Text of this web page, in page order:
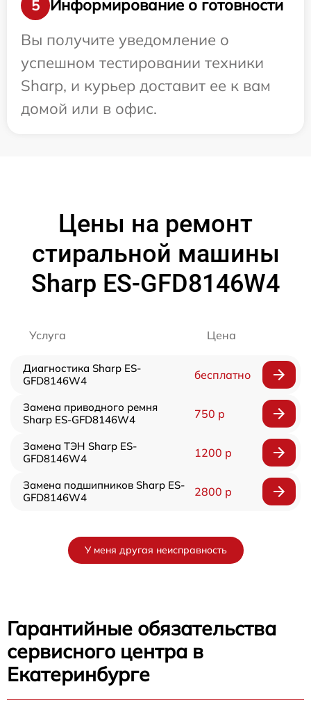
5
Информирование о готовности
Вы получите уведомление о
успешном тестировании техники
Sharp, и курьер доставит ее к вам
домой или в офис.
Цены на ремонт
стиральной машины
Sharp ES-GFD8146W4
Услуга Цена
Диагностика Sharp ES-
GFD8146W4
бесплатно
Замена приводного ремня
Sharp ES-GFD8146W4
750 р
Замена ТЭН Sharp ES-
GFD8146W4
1200 р
Замена подшипников Sharp ES-
GFD8146W4
2800 р
У меня другая неисправность
Гарантийные обязательства
сервисного центра в
Екатеринбурге